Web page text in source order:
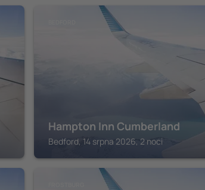
Hampton Inn Cumberland
Bedford, 14 srpna 2026, 2 noci